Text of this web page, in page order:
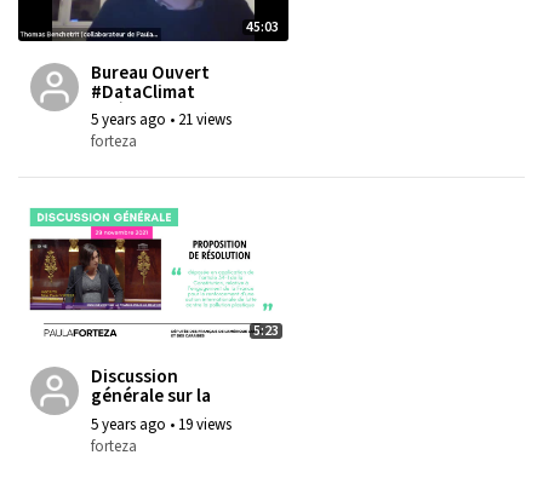
45:03
Bureau Ouvert
#DataClimat
#Déchets
5 years ago • 21 views
forteza
5:23
Discussion
générale sur la
Proposition de
résolution relative
à l’engagement de
5 years ago • 19 views
forteza